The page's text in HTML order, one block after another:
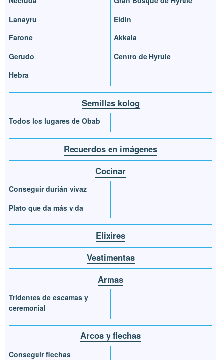
Lanayru
Farone
Gerudo
Hebra
Eldin
Akkala
Centro de Hyrule
Semillas kolog
Todos los lugares de Obab
Recuerdos en imágenes
Cocinar
Conseguir durián vivaz
Plato que da más vida
Elixires
Vestimentas
Armas
Tridentes de escamas y
ceremonial
Arcos y flechas
Conseguir flechas